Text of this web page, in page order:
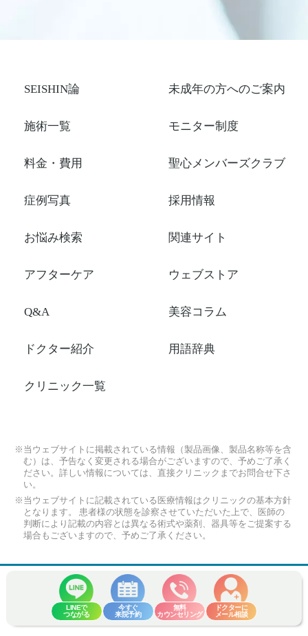
LINEで
つながる
今すぐ
来院予約
無料
カウンセリング
ドクターに
メール相談
SEISHIN論
施術一覧
料金・費用
症例写真
お悩み検索
アフターケア
Q&A
ドクター紹介
クリニック一覧
未成年の方へのご案内
モニター制度
聖心メンバーズクラブ
採用情報
関連サイト
ウェブストア
美容コラム
用語辞典
※当ウェブサイトに掲載されている情報（製品画像、製品名称等を含
む）は、予告なく変更される場合がございますので、予めご了承く
ださい。詳しい情報については、直接クリニックまでお問合せ下さ
い。
※当ウェブサイトに記載されている医療情報はクリニックの基本方針
となります。 患者様の状態を診察させていただいた上で、医師の
判断により記載の内容とは異なる術式や薬剤、器具等をご提案する
場合もございますので、予めご了承ください。